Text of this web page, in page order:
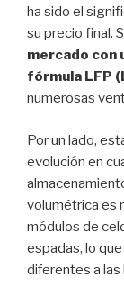
ha sido el
su precio final.
mercado con
fórmula LFP
numerosas
Por un lado,
evolución en
volumétrica es
módulos de
espadas, lo
diferentes a las